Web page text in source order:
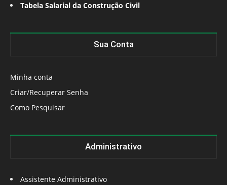
Tabela Salarial da Construção Civil
Sua Conta
Minha conta
Criar/Recuperar Senha
Como Pesquisar
Administrativo
Assistente Administrativo